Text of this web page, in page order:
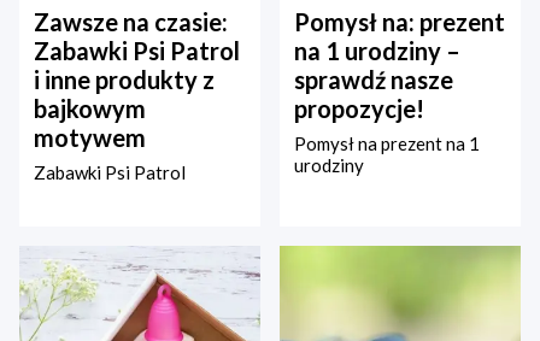
Zawsze na czasie:
Zabawki Psi Patrol
i inne produkty z
bajkowym
motywem
Zabawki Psi Patrol
Pomysł na: prezent
na 1 urodziny –
sprawdź nasze
propozycje!
Pomysł na prezent na 1
urodziny